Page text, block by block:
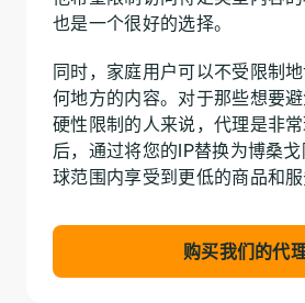
也是一个很好的选择。
同时，家庭用户可以不受限制
何地方的内容。对于那些想要
硬性限制的人来说，代理是非
后，通过将您的IP替换为博桑
球范围内享受到更低的商品和服
购买我们的代